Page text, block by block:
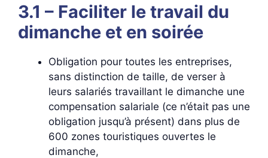
3.1 – Faciliter le travail du
dimanche et en soirée
Obligation pour toutes les entreprises,
sans distinction de taille, de verser à
leurs salariés travaillant le dimanche une
compensation salariale (ce n’était pas une
obligation jusqu’à présent) dans plus de
600 zones touristiques ouvertes le
dimanche,